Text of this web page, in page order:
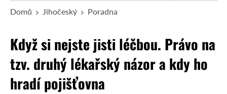
Domů Jihočeský Poradna
Když si nejste jisti léčbou. Právo na
tzv. druhý lékařský názor a kdy ho
hradí pojišťovna